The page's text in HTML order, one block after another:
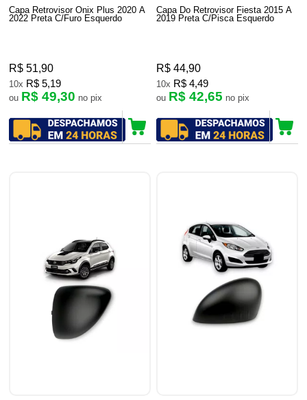
Capa Retrovisor Onix Plus 2020 A
2022 Preta C/Furo Esquerdo
R$ 51,90
10x R$ 5,19
ou R$ 49,30 no pix
Capa Do Retrovisor Fiesta 2015 A
2019 Preta C/Pisca Esquerdo
R$ 44,90
10x R$ 4,49
ou R$ 42,65 no pix